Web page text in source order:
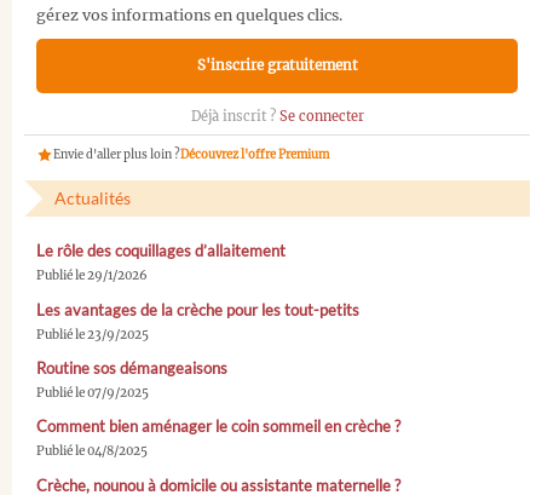
gérez vos informations en quelques clics.
S'inscrire gratuitement
Déjà inscrit ? Se connecter
Envie d'aller plus loin ?Découvrez l'offre Premium
Actualités
Le rôle des coquillages d’allaitement
Publié le 29/1/2026
Les avantages de la crèche pour les tout-petits
Publié le 23/9/2025
Routine sos démangeaisons
Publié le 07/9/2025
Comment bien aménager le coin sommeil en crèche ?
Publié le 04/8/2025
Crèche, nounou à domicile ou assistante maternelle ?